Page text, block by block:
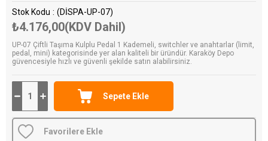
Stok Kodu (DİSPA-UP-07)
₺4.176,00(KDV Dahil)
UP-07 Çiftli Taşıma Kulplu Pedal 1 Kademeli, switchler ve anahtarlar (limit,
pedal, mini) kategorisinde yer alan kaliteli bir üründür. Karaköy Depo
güvencesiyle hızlı ve güvenli şekilde satın alabilirsiniz.
Favorilere Ekle